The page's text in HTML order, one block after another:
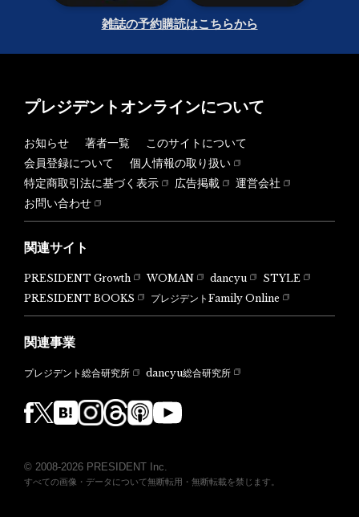
雑誌の予約購読はこちらから
プレジデントオンラインについて
お知らせ 著者一覧
このサイトについて
会員登録について
個人情報の取り扱い
特定商取引法に基づく表示
広告掲載
運営会社
お問い合わせ
関連サイト
PRESIDENT Growth WOMAN dancyu
STYLE
PRESIDENT BOOKS
プレジデントFamily Online
関連事業
プレジデント総合研究所 dancyu総合研究所
© 2008-2026 PRESIDENT Inc.
すべての画像・データについて無断転用・無断転載を禁じます。